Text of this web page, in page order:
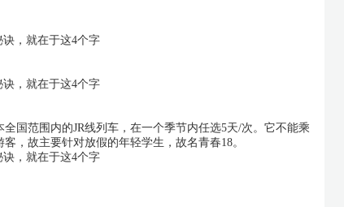
国范围内的JR线列车，在一个季节内任选5天/次。它不能乘
，故主要针对放假的年轻学生，故名青春18。